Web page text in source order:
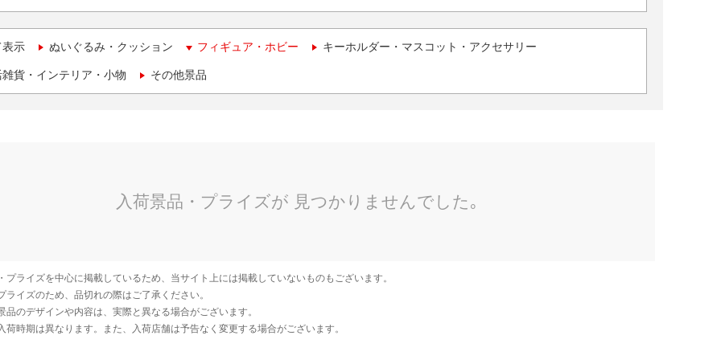
表示 ぬいぐるみ・クッション フィギュア・ホビー キーホルダー・マスコット・アクセサリー
貨・インテリア・小物 その他景品